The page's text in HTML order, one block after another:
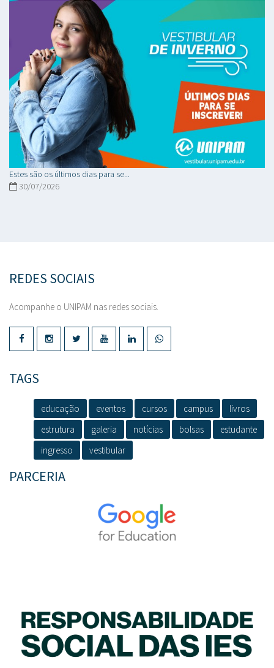
Estes são os últimos dias para se...
30/07/2026
REDES SOCIAIS
Acompanhe o UNIPAM nas redes sociais.
TAGS
educação eventos cursos campus
livros
estrutura
galeria notícias bolsas
estudante
ingresso
vestibular
PARCERIA